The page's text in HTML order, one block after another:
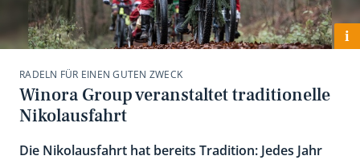
i
RADELN FÜR EINEN GUTEN ZWECK
Winora Group veranstaltet traditionelle
Nikolausfahrt
Die Nikolausfahrt hat bereits Tradition: Jedes Jahr